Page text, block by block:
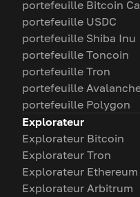
portefeuille Bitcoin
portefeuille USDC
portefeuille Shiba Inu
portefeuille Toncoin
portefeuille Tron
portefeuille
portefeuille Polygon
Explorateur
Explorateur Bitcoin
Explorateur Tron
Explorateur Ethereum
Explorateur Arbitrum